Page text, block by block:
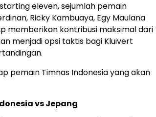
eleven, sejumlah pemain
Ricky Kambuaya, Egy Maulana
memberikan kontribusi maksimal dari
menjadi opsi taktis bagi Kluivert
pemain Timnas Indonesia yang akan
vs Jepang